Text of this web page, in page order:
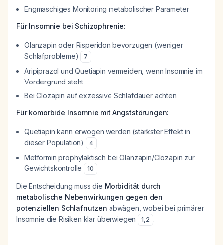
Engmaschiges Monitoring metabolischer Parameter
Für Insomnie bei Schizophrenie:
Olanzapin oder Risperidon bevorzugen (weniger
Schlafprobleme)
7
Aripiprazol und Quetiapin vermeiden, wenn Insomnie im
Vordergrund steht
Bei Clozapin auf exzessive Schlafdauer achten
Für komorbide Insomnie mit Angststörungen:
Quetiapin kann erwogen werden (stärkster Effekt in
dieser Population)
4
Metformin prophylaktisch bei Olanzapin/Clozapin zur
Gewichtskontrolle
10
Die Entscheidung muss die Morbidität durch
metabolische Nebenwirkungen gegen den
potenziellen Schlafnutzen abwägen, wobei bei primärer
Insomnie die Risiken klar überwiegen
1,2 .